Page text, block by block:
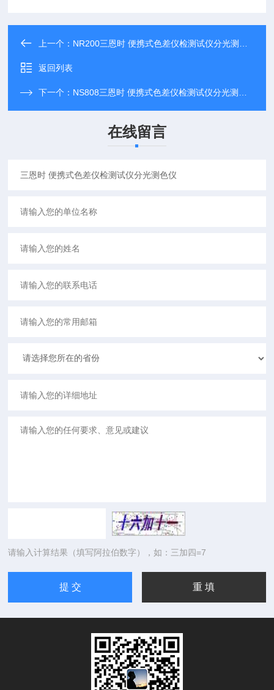
上一个： NR200三恩时 便携式色差仪检测试仪分光测色仪
返回列表
下一个： NS808三恩时 便携式色差仪检测试仪分光测色仪
在线留言
请输入计算结果（填写阿拉伯数字），如：三加四=7